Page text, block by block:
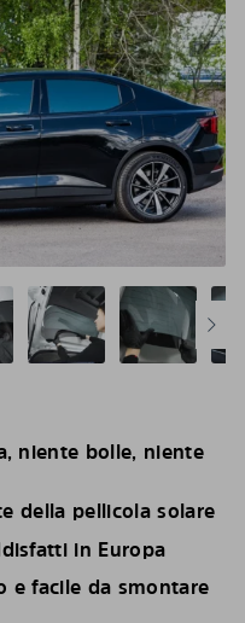
niente bolle, niente
della pellicola solare
in Europa
e facile da smontare